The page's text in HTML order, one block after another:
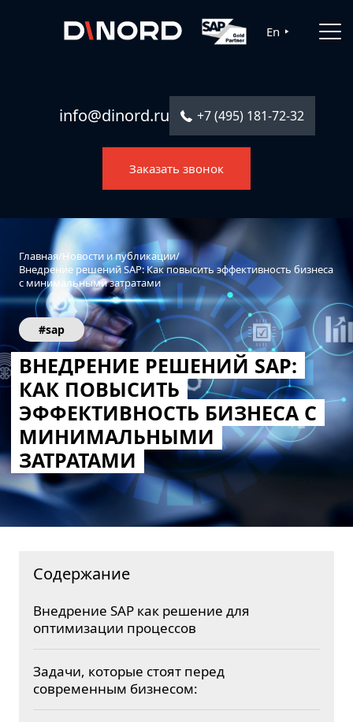
En
info@dinord.ru +7 (495) 181-72-32
Заказать звонок
Главная/Новости и публикации/
Внедрение решений SAP: Как повысить эффективность бизнеса
с минимальными затратами
#sap
ВНЕДРЕНИЕ РЕШЕНИЙ SAP:
КАК ПОВЫСИТЬ
ЭФФЕКТИВНОСТЬ БИЗНЕСА С
МИНИМАЛЬНЫМИ
ЗАТРАТАМИ
Содержание
Внедрение SAP как решение для
оптимизации процессов
Задачи, которые стоят перед
современным бизнесом:
Главная
Отрасли
О компании
Контакты